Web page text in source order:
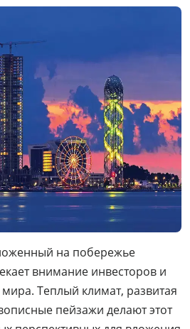
на побережье
внимание инвесторов и
мира. Теплый климат, развитая
пейзажи делают этот